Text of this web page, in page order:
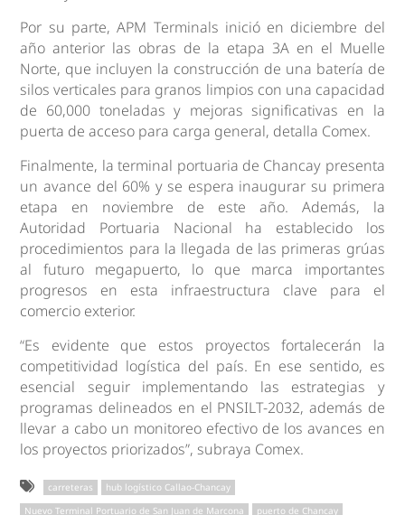
Por su parte, APM Terminals inició en diciembre del
año anterior las obras de la etapa 3A en el Muelle
Norte, que incluyen la construcción de una batería de
silos verticales para granos limpios con una capacidad
de 60,000 toneladas y mejoras significativas en la
puerta de acceso para carga general, detalla Comex.
Finalmente, la terminal portuaria de Chancay presenta
un avance del 60% y se espera inaugurar su primera
etapa en noviembre de este año. Además, la
Autoridad Portuaria Nacional ha establecido los
procedimientos para la llegada de las primeras grúas
al futuro megapuerto, lo que marca importantes
progresos en esta infraestructura clave para el
comercio exterior.
“Es evidente que estos proyectos fortalecerán la
competitividad logística del país. En ese sentido, es
esencial seguir implementando las estrategias y
programas delineados en el PNSILT-2032, además de
llevar a cabo un monitoreo efectivo de los avances en
los proyectos priorizados”, subraya Comex.
carreteras
hub logístico Callao-Chancay
Nuevo Terminal Portuario de San Juan de Marcona
puerto de Chancay